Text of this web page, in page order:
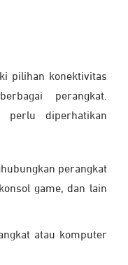
pilihan konektivitas
perangkat.
diperhatikan
perangkat
game, dan lain
atau komputer